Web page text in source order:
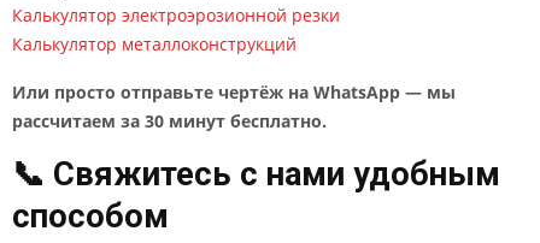
Калькулятор электроэрозионной резки
Калькулятор металлоконструкций
Или просто отправьте чертёж на WhatsApp — мы
рассчитаем за 30 минут бесплатно.
📞 Свяжитесь с нами удобным
способом